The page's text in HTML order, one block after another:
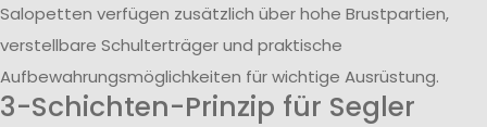
Salopetten verfügen zusätzlich über hohe Brustpartien,
verstellbare Schulterträger und praktische
Aufbewahrungsmöglichkeiten für wichtige Ausrüstung.
3-Schichten-Prinzip für Segler